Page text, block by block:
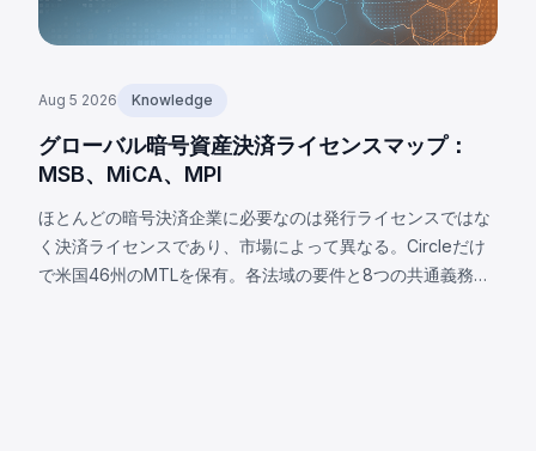
Aug 5 2026 Knowledge
グローバル暗号資産決済ライセンスマップ：
MSB、MiCA、MPI
ほとんどの暗号決済企業に必要なのは発行ライセンスではな
く決済ライセンスであり、市場によって異なる。Circleだけ
で米国46州のMTLを保有。各法域の要件と8つの共通義務を